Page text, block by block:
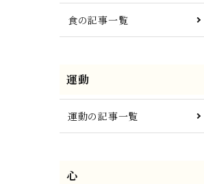
食の記事一覧
運動
運動の記事一覧
心